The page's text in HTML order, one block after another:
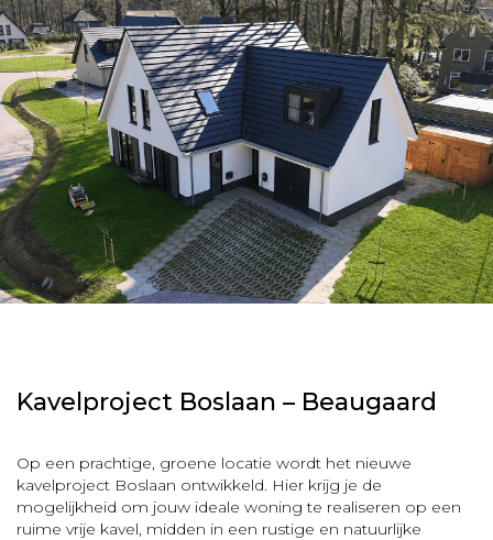
Kavelproject Boslaan – Beaugaard
Op een prachtige, groene locatie wordt het nieuwe
kavelproject Boslaan ontwikkeld. Hier krijg je de
mogelijkheid om jouw ideale woning te realiseren op een
ruime vrije kavel, midden in een rustige en natuurlijke